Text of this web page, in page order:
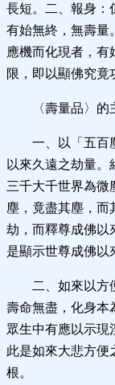
長短。二、報身：
有始無終，無壽量
應機而化現者，有
限，即以顯佛究竟
〈壽量品〉
一、以「五百
以來久遠之劫量
三千大千世界為微
塵，竟盡其塵，而
劫，而釋尊成佛以
是顯示世尊成佛以
二、如來以方
壽命無盡，化身本
眾生中有應以示現
此是如來大悲方便
根。